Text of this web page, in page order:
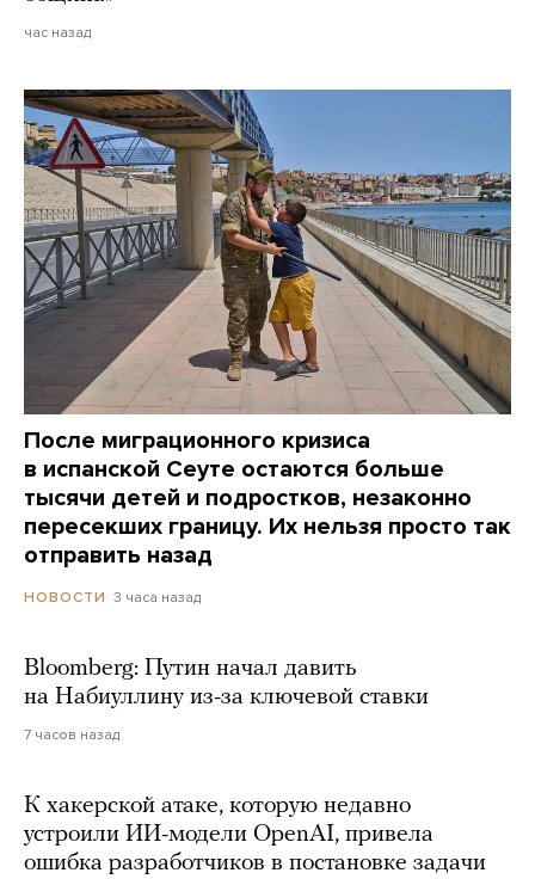
час назад
После миграционного кризиса
в испанской Сеуте остаются больше
тысячи детей и подростков, незаконно
пересекших границу. Их нельзя просто так
отправить назад
НОВОСТИ 3 часа назад
Bloomberg: Путин начал давить
на Набиуллину из-за ключевой ставки
7 часов назад
К хакерской атаке, которую недавно
устроили ИИ-модели OpenAI, привела
ошибка разработчиков в постановке задачи